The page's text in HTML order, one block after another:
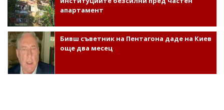
апартамент
Бивш съветник на Пентагона даде на Киев
още два месец